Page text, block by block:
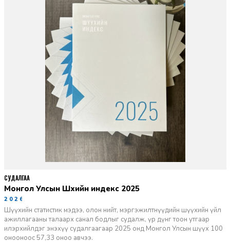
Монгол Улсын Шүүхийн индекс 2025
2026-06-11
Шүүхийн статистик мэдээ, олон нийт, мэргэжилтнүүдийн шүүхийн үйл
ажиллагааны талаарх санал бодлыг судалж, үр дүнг тоон утгаар
илэрхийлдэг энэхүү судалгаагаар 2025 онд Монгол Улсын шүүх 100
онооноос 57,33 оноо авчээ.
СУДАЛГАА